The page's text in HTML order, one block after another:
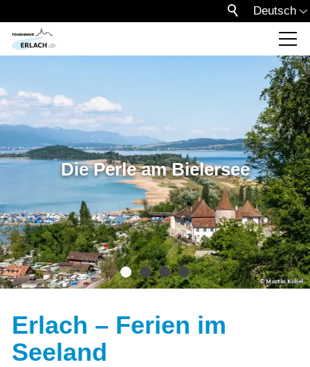
Deutsch
Die Perle am Bielersee
Erlach – Ferien im
Seeland